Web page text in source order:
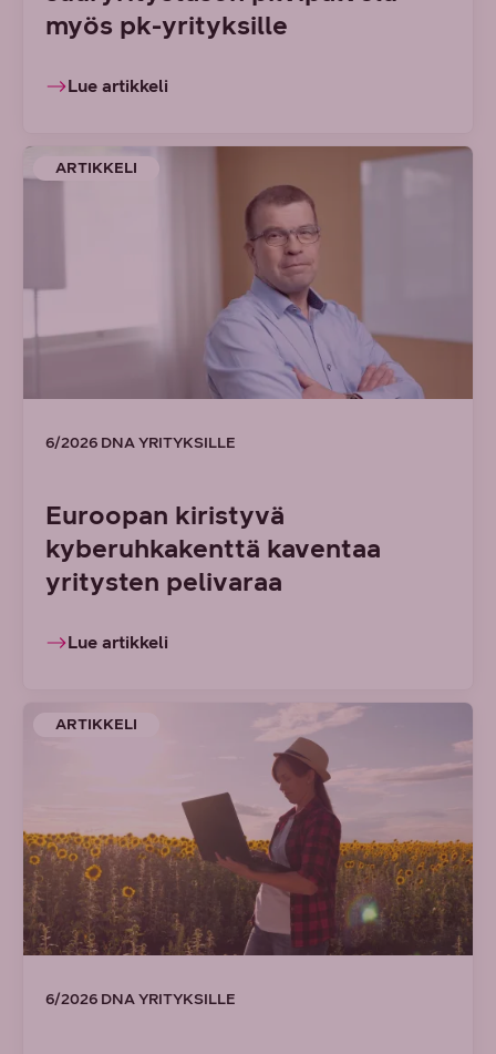
myös pk-yrityksille
Lue artikkeli
ARTIKKELI
6/2026 DNA YRITYKSILLE
Euroopan kiristyvä
kyberuhkakenttä kaventaa
yritysten pelivaraa
Lue artikkeli
ARTIKKELI
6/2026 DNA YRITYKSILLE